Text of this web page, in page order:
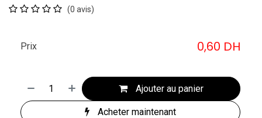
(0 avis)
Ajouter au panier
Acheter maintenant
Prix 0,60 DH